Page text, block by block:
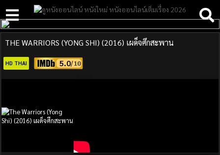
THE WARRIORS (YONG SHI) (2016) เผด็จศึกสะพาน
HD THAI 5.0